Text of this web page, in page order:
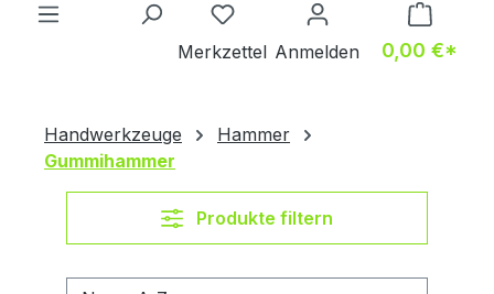
Du hast 0 Produkte auf dem
Merkzettel Anmelden 0,00 €*
Handwerkzeuge
Hammer
Gummihammer
Produkte filtern